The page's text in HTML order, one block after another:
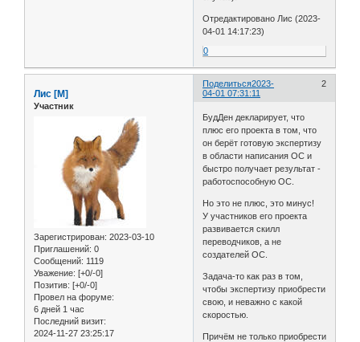
Отредактировано Лис (2023-
04-01 14:17:23)
0
Поделиться 2
2023-
04-01 07:31:11
Лис [М]
Участник
Зарегистрирован: 2023-03-10
Приглашений: 0
Сообщений: 1119
Уважение: [+0/-0]
Позитив: [+0/-0]
Провел на форуме:
6 дней 1 час
Последний визит:
2024-11-27 23:25:17
БудДен декларирует, что
плюс его проекта в том, что
он берёт готовую экспертизу
в области написания ОС и
быстро получает результат -
работоспособную ОС.
Но это не плюс, это минус!
У участников его проекта
развивается скилл
переводчиков, а не
создателей ОС.
Задача-то как раз в том,
чтобы экспертизу приобрести
свою, и неважно с какой
скоростью.
Причём не только приобрести